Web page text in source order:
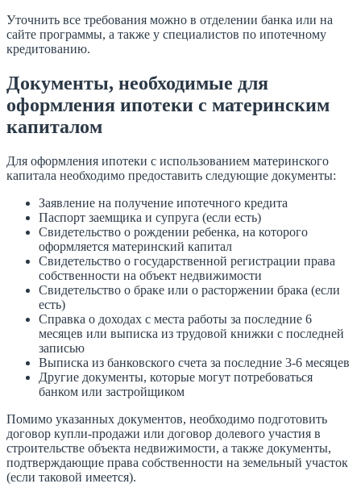
Уточнить все требования можно в отделении банка или на
сайте программы, а также у специалистов по ипотечному
кредитованию.
Документы, необходимые для
оформления ипотеки с материнским
капиталом
Для оформления ипотеки с использованием материнского
капитала необходимо предоставить следующие документы:
Заявление на получение ипотечного кредита
Паспорт заемщика и супруга (если есть)
Свидетельство о рождении ребенка, на которого
оформляется материнский капитал
Свидетельство о государственной регистрации права
собственности на объект недвижимости
Свидетельство о браке или о расторжении брака (если
есть)
Справка о доходах с места работы за последние 6
месяцев или выписка из трудовой книжки с последней
записью
Выписка из банковского счета за последние 3-6 месяцев
Другие документы, которые могут потребоваться
банком или застройщиком
Помимо указанных документов, необходимо подготовить
договор купли-продажи или договор долевого участия в
строительстве объекта недвижимости, а также документы,
подтверждающие права собственности на земельный участок
(если таковой имеется).